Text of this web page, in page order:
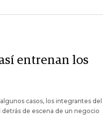
entrenan los
casos, los integrantes del
de escena de un negocio